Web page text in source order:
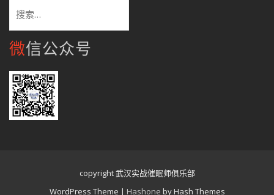
索：
微信公众号
copyright 武汉实战催眠师俱乐部
WordPress Theme | Hashone by Hash Themes